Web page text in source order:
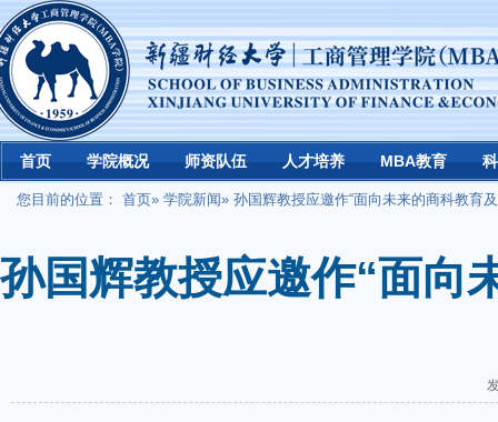
首页 学院概况 师资队伍 人才培养 MBA教育
您目前的位置： 首页» 学院新闻» 孙国辉教授应邀作“面向未来的商科教育
孙国辉教授应邀作“面向